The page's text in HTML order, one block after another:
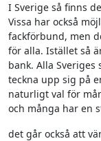
I Sverige så finns
Vissa har också
fackförbund, men
för alla. Istället så
bank. Alla
teckna upp sig på
naturligt val för
och många har en
det går också att